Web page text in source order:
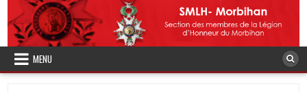
to
content
MENU